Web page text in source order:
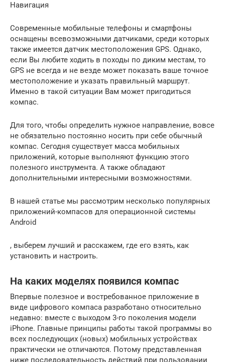
Навигация
Современные мобильные телефоны и смартфоны
оснащены всевозможными датчиками, среди которых
также имеется датчик местоположения GPS. Однако,
если Вы любите ходить в походы по диким местам, то
GPS не всегда и не везде может показать ваше точное
местоположение и указать правильный маршрут.
Именно в такой ситуации Вам может пригодиться
компас.
Для того, чтобы определить нужное направление, вовсе
не обязательно постоянно носить при себе обычный
компас. Сегодня существует масса мобильных
приложений, которые выполняют функцию этого
полезного инструмента. А также обладают
дополнительными интересными возможностями.
В нашей статье мы рассмотрим несколько популярных
приложений-компасов для операционной системы
Android
, выберем лучший и расскажем, где его взять, как
установить и настроить.
На каких моделях появился компас
Впервые полезное и востребованное приложение в
виде цифрового компаса разработано относительно
недавно: вместе с выходом 3-го поколения модели
iPhone. Главные принципы работы такой программы во
всех последующих (новых) мобильных устройствах
практически не отличаются. Потому представленная
ниже последовательность действий при пользовании